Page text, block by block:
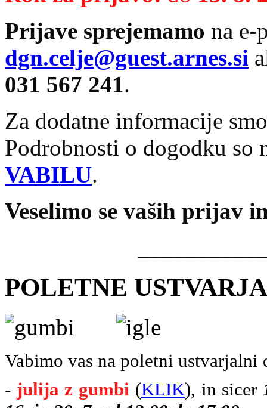
Prijave sprejemamo na e-
dgn.celje@guest.arnes.si
031 567 241.
Za dodatne informacije
Podrobnosti o dogodku so
VABILU.
Veselimo se vaših prijav
POLETNE
Vabimo vas na poletni ustvarjalni
- julija z gumbi (KLIK), in sicer